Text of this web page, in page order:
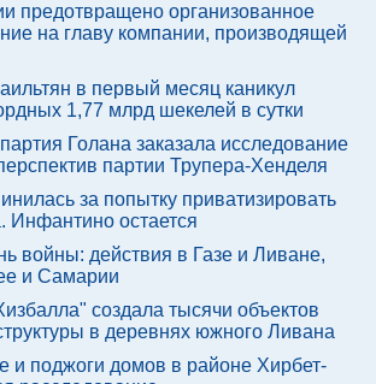
предотвращено организованное
на главу компании, производящей
в первый месяц каникул
1,77 млрд шекелей в сутки
Голана заказала исследование
партии Трупера-Хенделя
за попытку приватизировать
Инфантино остается
войны: действия в Газе и Ливане,
и Самарии
создала тысячи объектов
в деревнях южного Ливана
и поджоги домов в районе Хирбет-